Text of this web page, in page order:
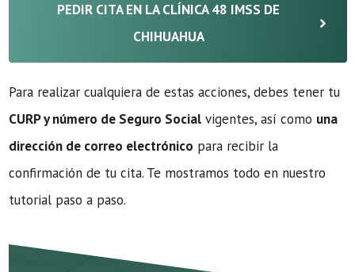
PEDIR CITA EN LA CLÍNICA 48 IMSS DE
CHIHUAHUA
Para realizar cualquiera de estas acciones, debes tener tu
CURP y número de Seguro Social vigentes, así como una
dirección de correo electrónico para recibir la
confirmación de tu cita. Te mostramos todo en nuestro
tutorial paso a paso.